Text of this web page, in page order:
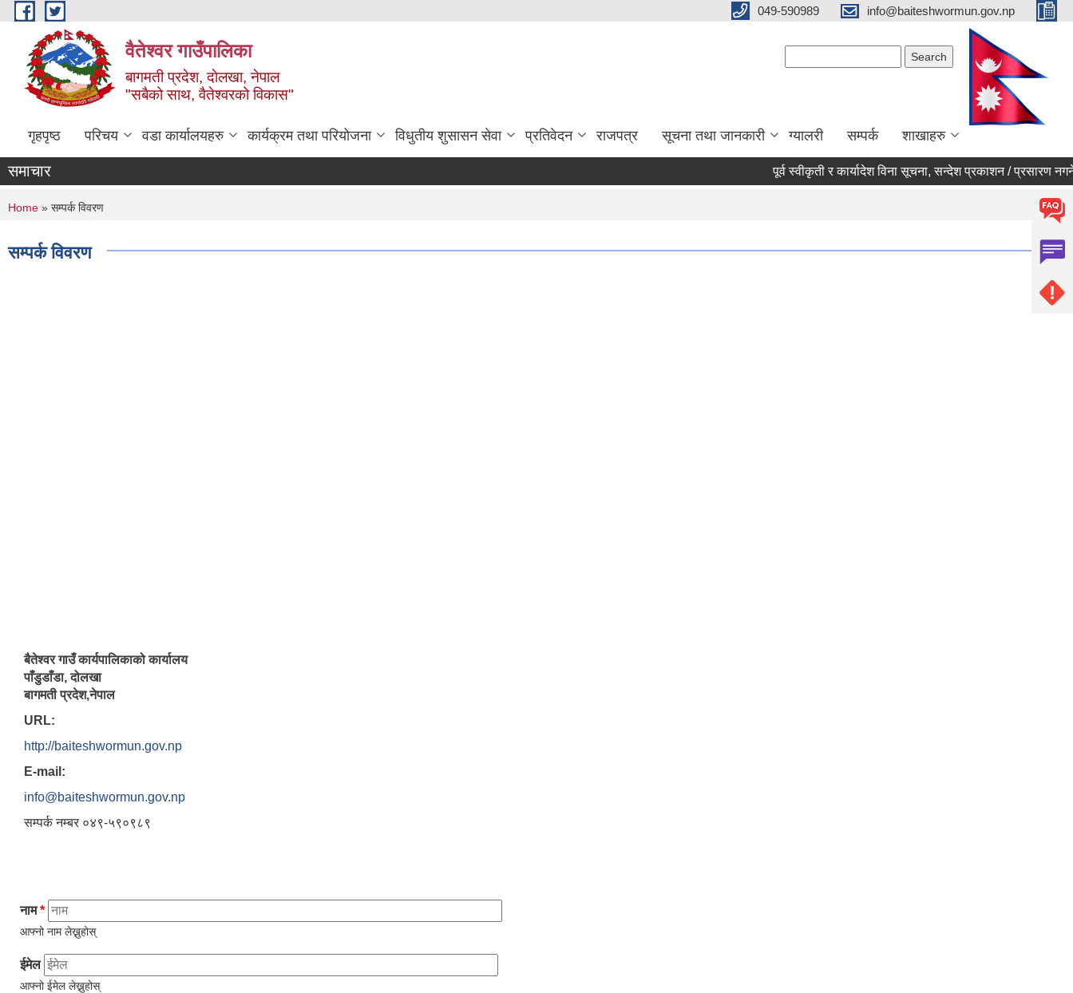
Skip to main content 049-590989 info@baiteshwormun.gov.np
वैतेश्वर गाउँपालिका
बागमती प्रदेश, दाेलखा, नेपाल
"सबैको साथ, वैतेश्वरको विकास"
गृहपृष्ठ परिचय वडा कार्यालयहरु कार्यक्रम तथा परियोजना विधुतीय शुसासन सेवा प्रतिवेदन राजपत्र सूचना तथा जानकारी ग्यालरी सम्पर्क शाखाहरु
समाचार पूर्व स्वीकृती र कार्यादेश विना सूचना, सन्देश प्रकाशन / प्रसारण नगर्ने
You are here
Home » सम्पर्क विवरण
सम्पर्क विवरण
बैतेश्वर गाउँ कार्यपालिकाको कार्यालय
पाँडुडाँडा, दोलखा
बागमती प्रदेश,नेपाल
URL:
http://baiteshwormun.gov.np
E-mail:
info@baiteshwormun.gov.np
सम्पर्क न‌म्बर ०४९-५९०९८९
नाम*
आफ्नो नाम लेख्नुहोस्
ईमेल
आफ्नो ईमेल लेख्नुहोस्